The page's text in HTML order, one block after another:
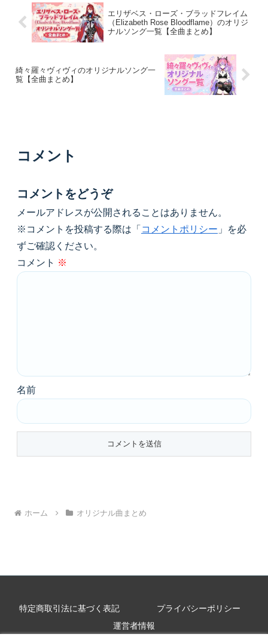
エリザベス・ローズ・ブラッドフレイム
（Elizabeth Rose Bloodflame）のオリジ
ナルソング一覧【全曲まとめ】
綺々羅々ヴィヴィのオリジナルソング一
覧【全曲まとめ】
コメント
コメントをどうぞ
メールアドレスが公開されることはありません。
※コメントを投稿する際は「 コメントポリシー 」を必
ずご確認ください。
コメント ※
名前
ホーム オリジナル曲まとめ
特定商取引法に基づく表記
プライバシーポリシー
運営者情報